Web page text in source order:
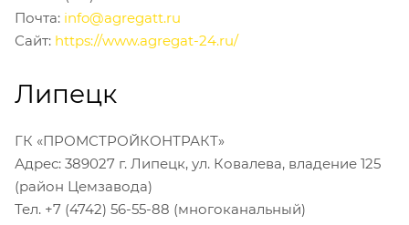
Почта: info@agregatt.ru
Сайт: https://www.agregat-24.ru/
Липецк
ГК «ПРОМСТРОЙКОНТРАКТ»
Адрес: 389027 г. Липецк, ул. Ковалева, владение 125
(район Цемзавода)
Тел. +7 (4742) 56-55-88 (многоканальный)